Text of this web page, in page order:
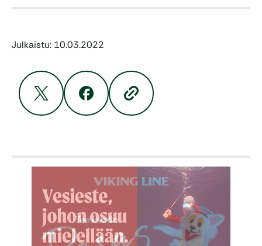
Julkaistu: 10.03.2022